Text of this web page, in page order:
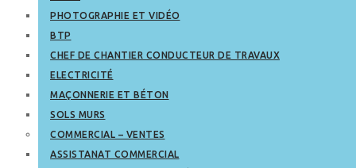
PHOTOGRAPHIE ET VIDÉO
BTP
CHEF DE CHANTIER CONDUCTEUR DE TRAVAUX
ELECTRICITÉ
MAÇONNERIE ET BÉTON
SOLS MURS
COMMERCIAL – VENTES
ASSISTANAT COMMERCIAL